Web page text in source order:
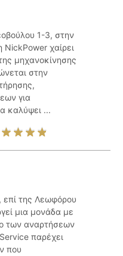
1-3, στην
NickPower χαίρει
μηχανοκίνησης
στην
για
καλύψει ...
επί της Λεωφόρου
μια μονάδα με
των αναρτήσεων
παρέχει
που